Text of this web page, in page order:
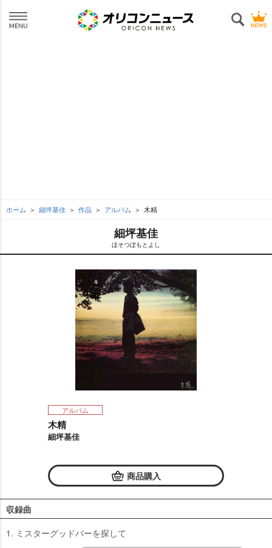
ホーム 細坪基佳 作品 アルバム 木精
細坪基佳
ほそつぼもとよし
アルバム
木精
細坪基佳
商品購入
収録曲
1. ミスターグッドバーを探して